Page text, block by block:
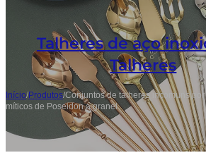
Talheres de aço
Talheres
Início/Produtos/Conjuntos de talheres incomuns por
míticos de Poseidon a granel